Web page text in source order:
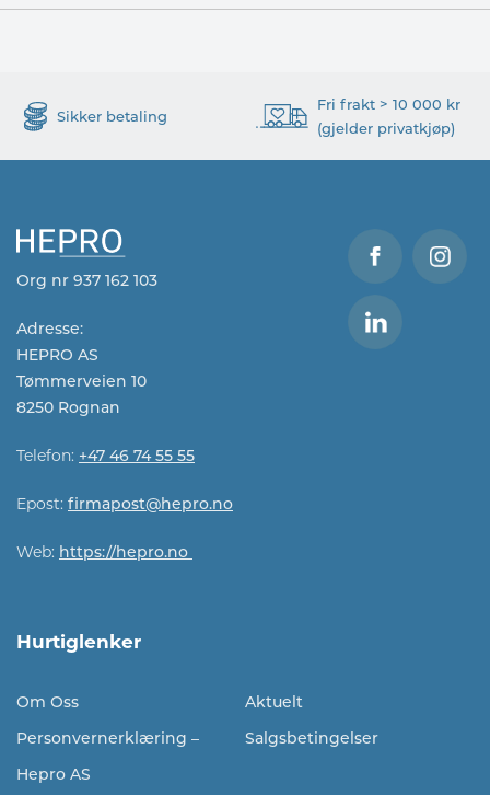
Sikker betaling
Fri frakt > 10 000 kr
(gjelder privatkjøp)
Org nr 937 162 103
Adresse:
HEPRO AS
Tømmerveien 10
8250 Rognan
Telefon: +47 46 74 55 55
Epost: firmapost@hepro.no​​
Web: https://hepro.no
Hurtiglenker
Om Oss
Aktuelt
Personvernerklæring –
Hepro AS
Salgsbetingelser